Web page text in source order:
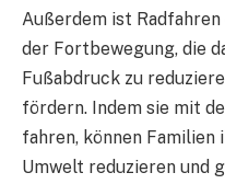
Außerdem ist
der Fortbewegung, die
Fußabdruck zu
fördern. Indem sie mit
fahren, können Familien
Umwelt reduzieren und